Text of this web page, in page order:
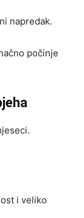
napredak.
počinje
i veliko